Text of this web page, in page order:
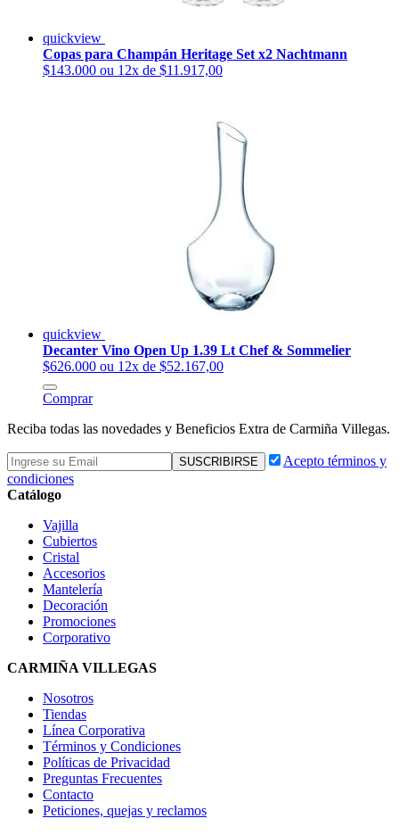
quickview
Copas para Champán Heritage Set x2 Nachtmann
$143.000 ou 12x de $11.917,00
quickview
Decanter Vino Open Up 1.39 Lt Chef & Sommelier
$626.000 ou 12x de $52.167,00
Comprar
Reciba todas las novedades y Beneficios Extra de Carmiña Villegas.
Acepto términos y
condiciones
Catálogo
Vajilla
Cubiertos
Cristal
Accesorios
Mantelería
Decoración
Promociones
Corporativo
CARMIÑA VILLEGAS
Nosotros
Tiendas
Línea Corporativa
Términos y Condiciones
Políticas de Privacidad
Preguntas Frecuentes
Contacto
Peticiones, quejas y reclamos